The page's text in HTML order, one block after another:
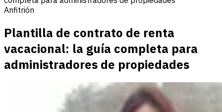
Anfitrión
Plantilla de contrato de renta
vacacional: la guía completa para
administradores de propiedades